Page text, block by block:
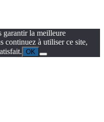
garantir la meilleure
continuez à utiliser ce site,
OK